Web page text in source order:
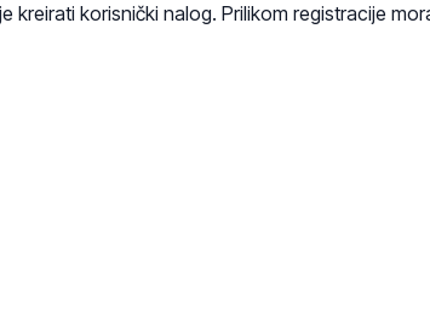
kreirati korisnički nalog. Prilikom registracije